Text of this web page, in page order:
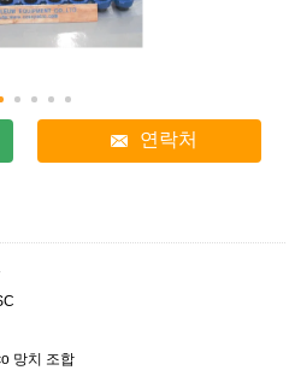
연락처
망치 조합